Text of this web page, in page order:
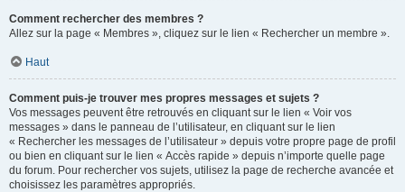
Comment rechercher des membres ?
Allez sur la page « Membres », cliquez sur le lien « Rechercher un membre ».
Haut
Comment puis-je trouver mes propres messages et sujets ?
Vos messages peuvent être retrouvés en cliquant sur le lien « Voir vos
messages » dans le panneau de l’utilisateur, en cliquant sur le lien
« Rechercher les messages de l’utilisateur » depuis votre propre page de profil
ou bien en cliquant sur le lien « Accès rapide » depuis n’importe quelle page
du forum. Pour rechercher vos sujets, utilisez la page de recherche avancée et
choisissez les paramètres appropriés.